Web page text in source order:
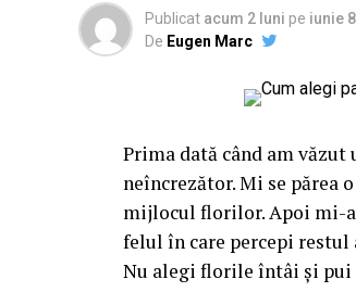
Publicat acum 2 luni pe iunie
De Eugen Marc
Prima dată când am
neîncrezător. Mi se părea
mijlocul florilor. Apoi mi-a
felul în care percepi
Nu alegi florile întâi și pui